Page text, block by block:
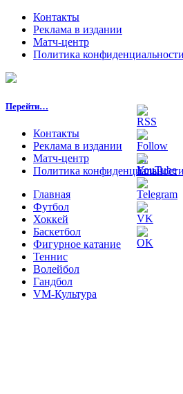
Контакты
Реклама в издании
Матч-центр
Политика
Перейти…
Контакты
Реклама в издании
Матч-центр
Политика
Главная
Футбол
Хоккей
Баскетбол
Фигурное катание
Теннис
Волейбол
Гандбол
VM-Культура